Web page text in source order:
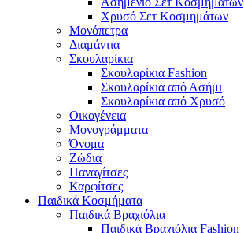
Χρυσό Σετ Κοσμημάτων
Μονόπετρα
Διαμάντια
Σκουλαρίκια
Σκουλαρίκια Fashion
Σκουλαρίκια από Ασήμι
Σκουλαρίκια από Χρυσό
Οικογένεια
Μονογράμματα
Όνομα
Ζώδια
Παναγίτσες
Καρφίτσες
Παιδικά Κοσμήματα
Παιδικά Βραχιόλια
Παιδικά Βραχιόλια Fashion